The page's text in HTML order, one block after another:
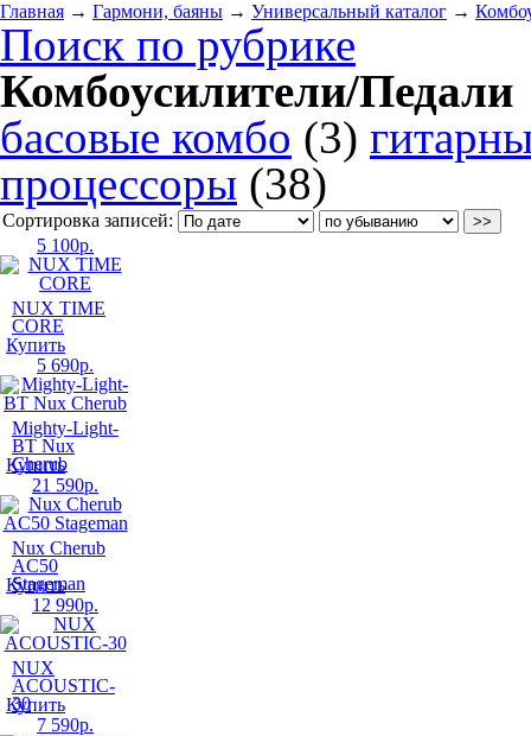
Главная → Гармони, баяны → Универсальный каталог →
Поиск по рубрике
Комбоусилители/Педали
басовые комбо (3)
процессоры (38)
Сортировка записей:
5 100р.
NUX TIME
CORE
Купить
5 690р.
Mighty-Light-
BT Nux
Cherub
Купить
21 590р.
Nux Cherub
AC50
Stageman
Купить
12 990р.
NUX
ACOUSTIC-
30
Купить
7 590р.